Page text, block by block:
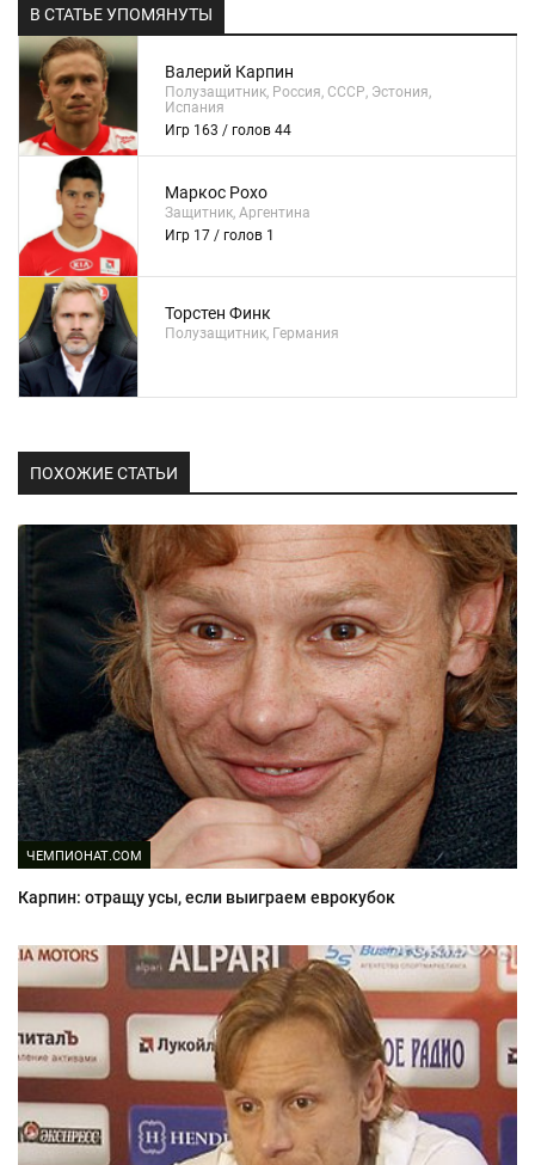
В СТАТЬЕ УПОМЯНУТЫ
Валерий Карпин
Полузащитник, Россия, СССР, Эстония,
Испания
Игр 163 / голов 44
Маркос Рохо
Защитник, Аргентина
Игр 17 / голов 1
Торстен Финк
Полузащитник, Германия
ПОХОЖИЕ СТАТЬИ
ЧЕМПИОНАТ.COM
Карпин: отращу усы, если выиграем еврокубок